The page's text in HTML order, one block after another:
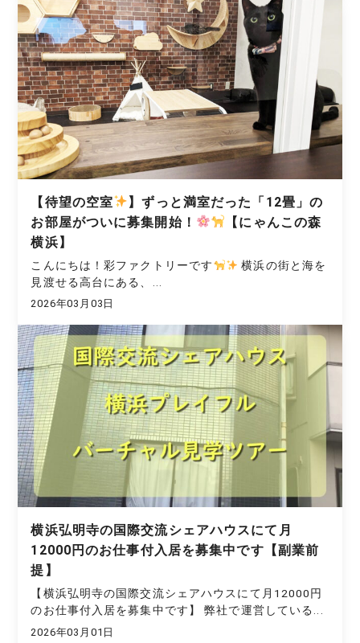
【待望の空室
】ずっと満室だった「12畳」の
お部屋がついに募集開始！
【にゃんこの森
横浜】
こんにちは！彩ファクトリーです
横浜の街と海を
見渡せる高台にある、...
2026年03月03日
横浜弘明寺の国際交流シェアハウスにて月
12000円のお仕事付入居を募集中です【副業前
提】
【横浜弘明寺の国際交流シェアハウスにて月12000円
のお仕事付入居を募集中です】 弊社で運営している...
2026年03月01日